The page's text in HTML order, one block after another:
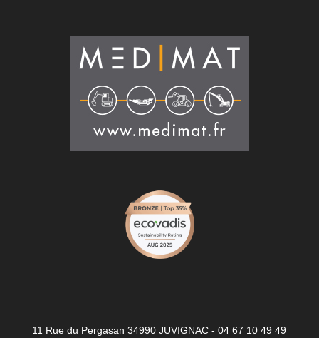
11 Rue du Pergasan 34990 JUVIGNAC - 04 67 10 49 49